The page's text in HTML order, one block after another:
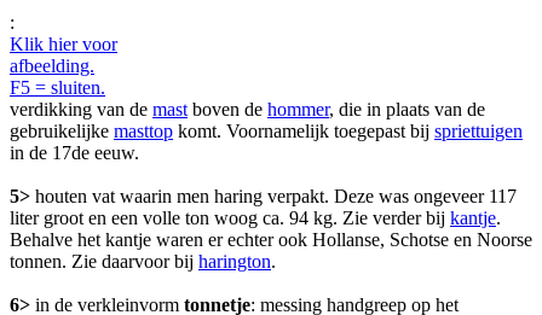
:
Klik hier voor
afbeelding.
F5 = sluiten.
verdikking van de mast boven de hommer, die in plaats van de
gebruikelijke masttop komt. Voornamelijk toegepast bij spriettuigen
in de 17de eeuw.
5> houten vat waarin men haring verpakt. Deze was ongeveer 117
liter groot en een volle ton woog ca. 94 kg. Zie verder bij kantje.
Behalve het kantje waren er echter ook Hollanse, Schotse en Noorse
tonnen. Zie daarvoor bij harington.
6> in de verkleinvorm tonnetje: messing handgreep op het